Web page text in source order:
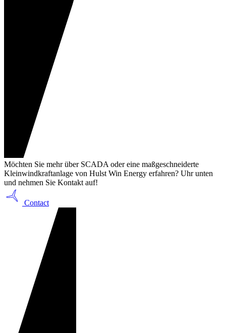
Möchten Sie mehr über SCADA oder eine maßgeschneiderte
Kleinwindkraftanlage von Hulst Win Energy erfahren? Uhr unten
und nehmen Sie Kontakt auf!
Contact